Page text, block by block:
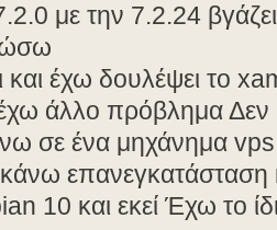
με την 7.2.24
και έχω δουλέψει το
άλλο πρόβλημα Δεν
σε ένα μηχάνημα
επανεγκατάσταση
10 και εκεί Έχω το